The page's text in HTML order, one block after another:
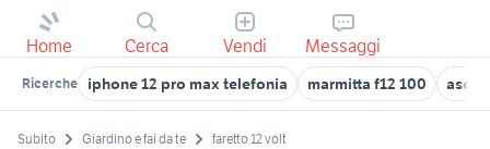
Home Cerca Vendi Messaggi
Ricerche iphone 12 pro max telefonia marmitta f12 100
Subito Giardino e fai da te faretto 12 volt